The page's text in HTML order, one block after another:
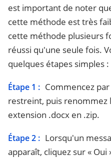
est important de noter
cette méthode est très
cette méthode plusieurs
réussi qu'une seule fois.
quelques étapes simples :
Étape 1 : Commencez
restreint, puis renommez
extension .docx en .zip.
Étape 2 : Lorsqu'un
apparaît, cliquez sur «